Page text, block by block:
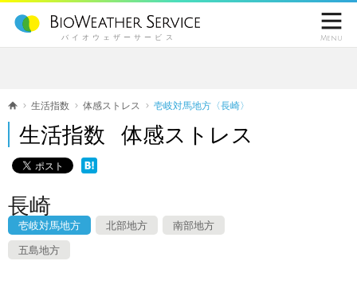
バイオウェザーサービス

Menu
生活指数 体感ストレス 壱岐対馬地方〈長崎〉
生活指数 体感ストレス
長崎
壱岐対馬地方 北部地方 南部地方
五島地方